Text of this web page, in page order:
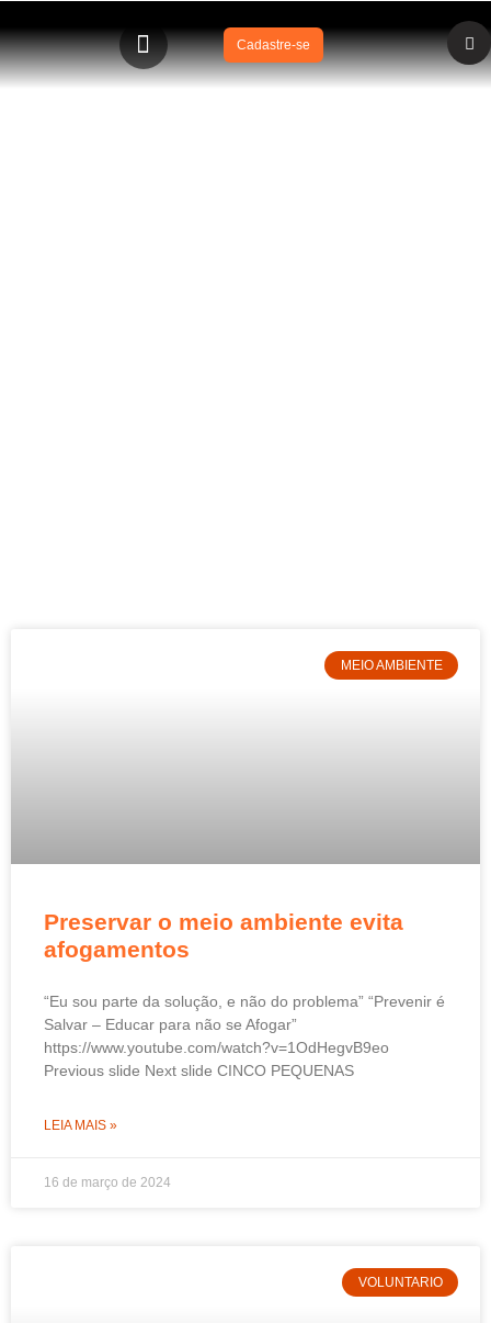
Cadastre-se
MEIO AMBIENTE
Preservar o meio ambiente evita
afogamentos
“Eu sou parte da solução, e não do problema” “Prevenir é
Salvar – Educar para não se Afogar”
https://www.youtube.com/watch?v=1OdHegvB9eo
Previous slide Next slide CINCO PEQUENAS
LEIA MAIS »
16 de março de 2024
VOLUNTARIO